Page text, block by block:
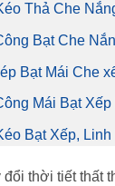
Thả Che
Bạt Che
Bạt Mái Che
Mái Bạt
Bạt Xếp,
đổi thời tiết thất